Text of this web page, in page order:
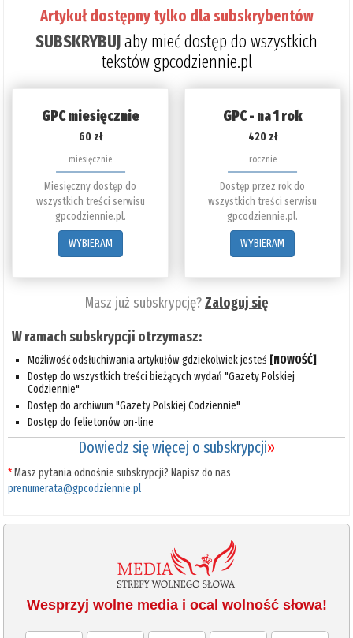
Artykuł dostępny tylko dla subskrybentów
SUBSKRYBUJaby mieć dostęp do wszystkich
tekstów gpcodziennie.pl
GPC miesięcznie
60 zł
miesięcznie
Miesięczny dostęp do
wszystkich treści serwisu
gpcodziennie.pl.
WYBIERAM
GPC - na 1 rok
420 zł
rocznie
Dostęp przez rok do
wszystkich treści serwisu
gpcodziennie.pl.
WYBIERAM
Masz już subskrypcję?Zaloguj się
W ramach subskrypcji otrzymasz:
Możliwość odsłuchiwania artykułów gdziekolwiek jesteś [NOWOŚĆ]
Dostęp do wszystkich treści bieżących wydań "Gazety Polskiej
Codziennie"
Dostęp do archiwum "Gazety Polskiej Codziennie"
Dostęp do felietonów on-line
Dowiedz się więcej o subskrypcji»
*Masz pytania odnośnie subskrypcji? Napisz do nas
prenumerata@gpcodziennie.pl
Wesprzyj wolne media i ocal wolność słowa!